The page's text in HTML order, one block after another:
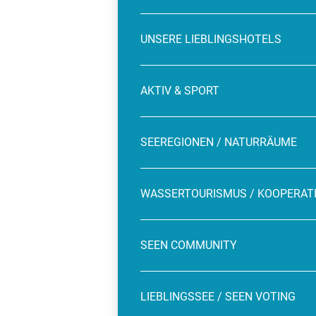
UNSERE LIEBLINGSHOTELS
AKTIV & SPORT
SEEREGIONEN / NATURRÄUME
WASSERTOURISMUS /
SEEN COMMUNITY
LIEBLINGSSEE / SEEN VOTING